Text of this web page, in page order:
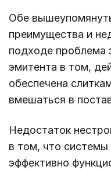
Обе
преимущества и
подходе проблема
эмитента в том,
обеспечена
вмешаться в
Недостаток
в том, что системы
эффективно